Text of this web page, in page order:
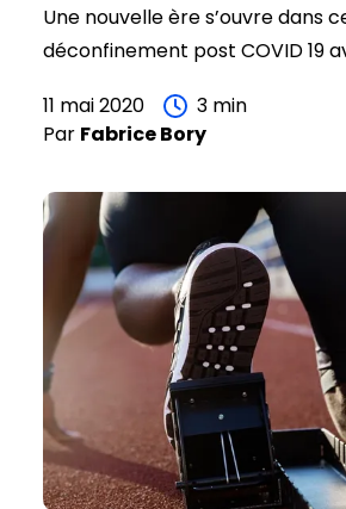
Une nouvelle ère s’ouvre dans
déconfinement post COVID 19
réflexion (forcée) les
vont s’organiser autour de
11 mai 2020 3 min
Par FabriceBory